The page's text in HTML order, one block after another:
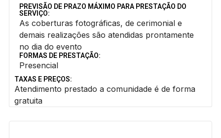
PREVISÃO DE PRAZO MÁXIMO PARA PRESTAÇÃO DO
SERVIÇO:
As coberturas fotográficas, de cerimonial e
demais realizações são atendidas prontamente
no dia do evento
FORMAS DE PRESTAÇÃO:
Presencial
TAXAS E PREÇOS:
Atendimento prestado a comunidade é de forma
gratuita